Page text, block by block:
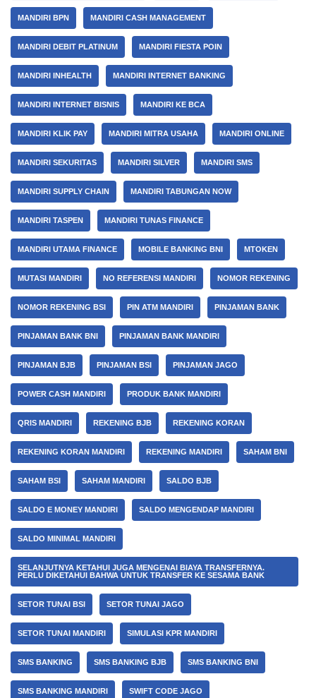
MANDIRI BPN MANDIRI CASH MANAGEMENT
MANDIRI DEBIT PLATINUM MANDIRI FIESTA POIN
MANDIRI INHEALTH MANDIRI INTERNET BANKING
MANDIRI INTERNET BISNIS MANDIRI KE BCA
MANDIRI KLIK PAY MANDIRI MITRA USAHA MANDIRI ONLINE
MANDIRI SEKURITAS MANDIRI SILVER MANDIRI SMS
MANDIRI SUPPLY CHAIN MANDIRI TABUNGAN NOW
MANDIRI TASPEN MANDIRI TUNAS FINANCE
MANDIRI UTAMA FINANCE MOBILE BANKING BNI MTOKEN
MUTASI MANDIRI NO REFERENSI MANDIRI NOMOR REKENING
NOMOR REKENING BSI PIN ATM MANDIRI PINJAMAN BANK
PINJAMAN BANK BNI PINJAMAN BANK MANDIRI
PINJAMAN BJB PINJAMAN BSI PINJAMAN JAGO
POWER CASH MANDIRI PRODUK BANK MANDIRI
QRIS MANDIRI REKENING BJB REKENING KORAN
REKENING KORAN MANDIRI REKENING MANDIRI SAHAM BNI
SAHAM BSI SAHAM MANDIRI SALDO BJB
SALDO E MONEY MANDIRI SALDO MENGENDAP MANDIRI
SALDO MINIMAL MANDIRI
SELANJUTNYA KETAHUI JUGA MENGENAI BIAYA TRANSFERNYA.
PERLU DIKETAHUI BAHWA UNTUK TRANSFER KE SESAMA BANK
SETOR TUNAI BSI SETOR TUNAI JAGO
SETOR TUNAI MANDIRI SIMULASI KPR MANDIRI
SMS BANKING SMS BANKING BJB SMS BANKING BNI
SMS BANKING MANDIRI SWIFT CODE JAGO